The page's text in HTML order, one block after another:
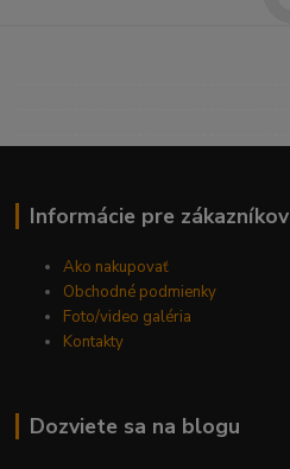
Informácie pre zákazníkov
Ako nakupovať
Obchodné podmienky
Foto/video galéria
Kontakty
Dozviete sa na blogu